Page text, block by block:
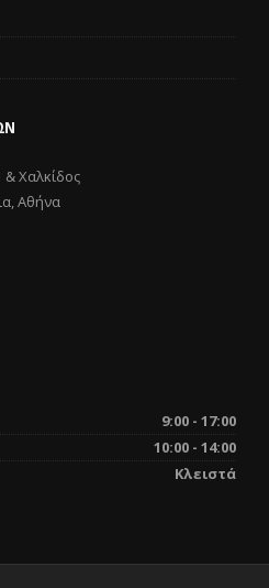
Χαλκίδος
Αθήνα
9:00 - 17:00
10:00 - 14:00
Κλειστά